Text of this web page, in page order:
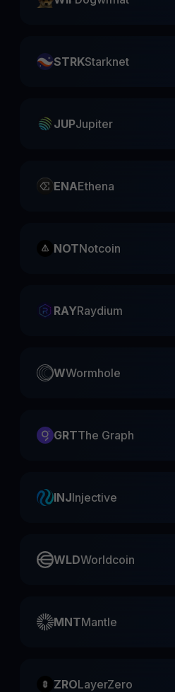
STRKStarknet
JUPJupiter
ENAEthena
NOTNotcoin
RAYRaydium
WWormhole
GRTThe Graph
INJInjective
WLDWorldcoin
MNTMantle
ZROLayerZero